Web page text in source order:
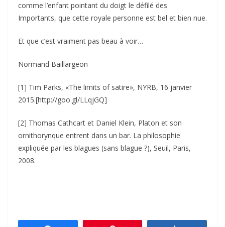
comme l’enfant pointant du doigt le défilé des
Importants, que cette royale personne est bel et bien nue.
Et que c’est vraiment pas beau à voir…
Normand Baillargeon
[1] Tim Parks, «The limits of satire», NYRB, 16 janvier
2015.[http://goo.gl/LLqjGQ]
[2] Thomas Cathcart et Daniel Klein, Platon et son
ornithorynque entrent dans un bar. La philosophie
expliquée par les blagues (sans blague ?), Seuil, Paris,
2008.